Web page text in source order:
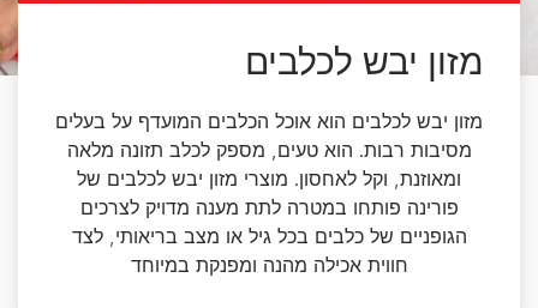
מזון יבש לכלבים
מזון יבש לכלבים הוא אוכל הכלבים המועדף על בעלים
מסיבות רבות. הוא טעים, מספק לכלב תזונה מלאה
ומאוזנת, וקל לאחסון. מוצרי מזון יבש לכלבים של
פורינה פותחו במטרה לתת מענה מדויק לצרכים
הגופניים של כלבים בכל גיל או מצב בריאותי, לצד
חווית אכילה מהנה ומפנקת במיוחד